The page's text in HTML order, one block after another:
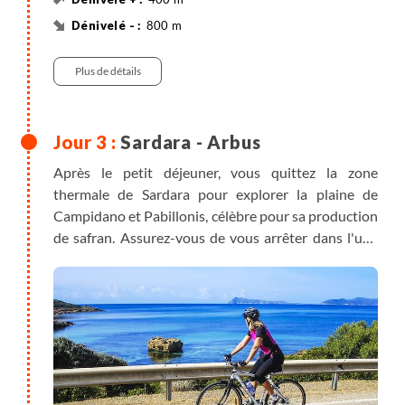
800 m
Vélo
Plus de détails
Sardara - Arbus
Après le petit déjeuner, vous quittez la zone
thermale de Sardara pour explorer la plaine de
Campidano et Pabillonis, célèbre pour sa production
de safran. Assurez-vous de vous arrêter dans l'une
au safran. Vous poursuivez vers l'ouest et
Gonnosfanadiga, nichée sous des éperons rocheux,
avant d'entamez une série de montées successives
pour parvenir à votre hébergement en contrebas du
mont Linas. Ce charmant agritourisme propose une